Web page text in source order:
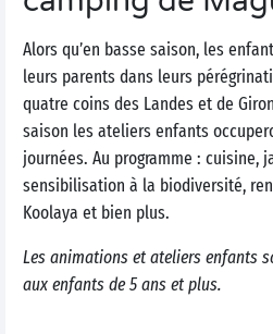
Alors qu’en basse saison, les
leurs parents dans leurs
quatre coins des Landes et de
saison les ateliers enfants
journées. Au programme : cuisine,
sensibilisation à la biodiversité,
Koolaya et bien plus.
Les animations et ateliers enfants
aux enfants de 5 ans et plus.